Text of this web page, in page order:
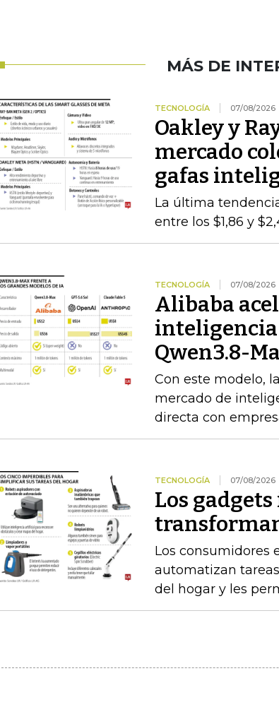
MÁS DE
TECNOLOGÍA 07/08/2026
Oakley y
mercado
gafas
La última
entre los $1,86 y
TECNOLOGÍA 07/08/2026
Alibaba
Qwen3.8-
Con este modelo,
mercado de
directa con
TECNOLOGÍA 07/08/2026
Los
Los consumidores
automatizan
del hogar y les